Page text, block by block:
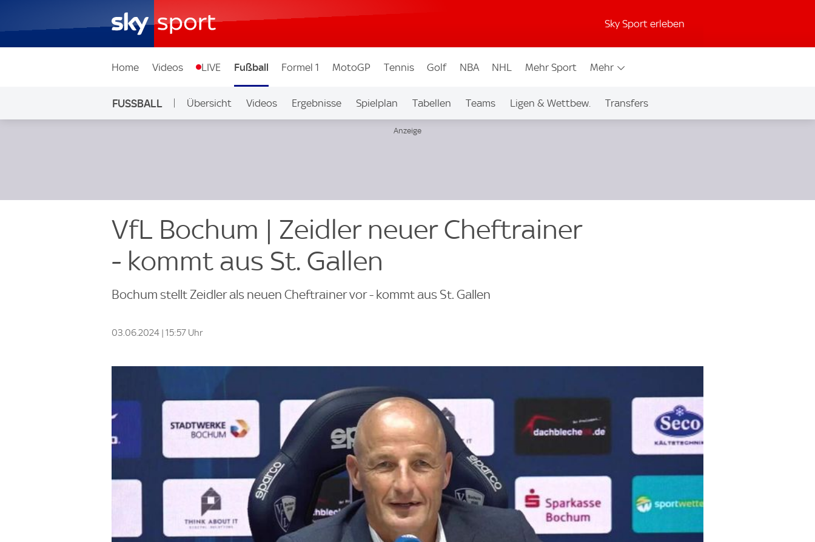
Sky Sport erleben
Home Videos LIVE Fußball Formel 1 MotoGP Tennis Golf NBA NHL Mehr Sport Mehr
FUSSBALL Übersicht Videos Ergebnisse Spielplan Tabellen Teams Ligen & Wettbew. Transfers
VfL Bochum | Zeidler neuer Cheftrainer
- kommt aus St. Gallen
Bochum stellt Zeidler als neuen Cheftrainer vor - kommt aus St. Gallen
03.06.2024 | 15:57 Uhr